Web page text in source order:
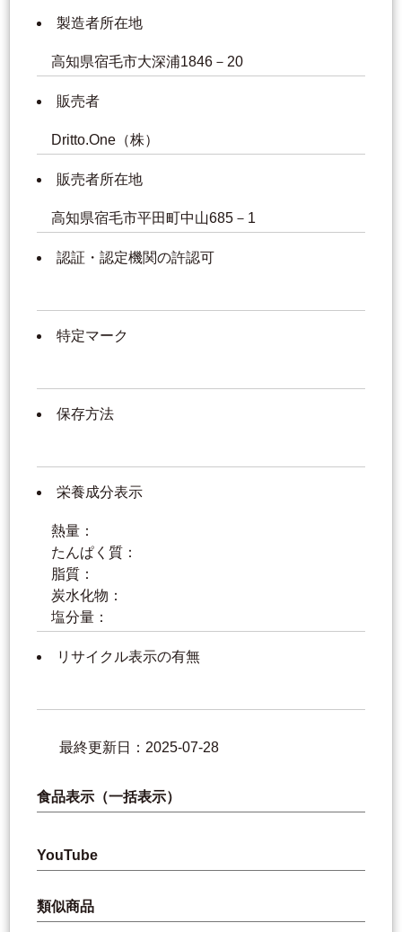
製造者所在地
高知県宿毛市大深浦1846－20
販売者
Dritto.One（株）
販売者所在地
高知県宿毛市平田町中山685－1
認証・認定機関の許認可
特定マーク
保存方法
栄養成分表示
熱量：
たんぱく質：
脂質：
炭水化物：
塩分量：
リサイクル表示の有無
最終更新日：2025-07-28
食品表示（一括表示）
YouTube
類似商品